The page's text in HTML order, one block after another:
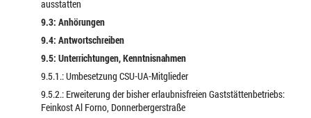
ausstatten
9.3: Anhörungen
9.4: Antwortschreiben
9.5: Unterrichtungen, Kenntnisnahmen
9.5.1.: Umbesetzung CSU-UA-Mitglieder
9.5.2.: Erweiterung der bisher erlaubnisfreien Gaststättenbetriebs:
Feinkost Al Forno, Donnerbergerstraße